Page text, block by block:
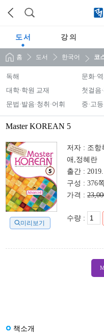
도 서 강 의
홈 도서 한국어 코
독해 문화·
대학·학원 교재
첫걸음
문법·발음·청취·어휘
중·고
Master KOREAN 5
미리보기
저자 : 조항
애,정혜란
출간 :
구성 : 376
가격 :
수량 :
책소개